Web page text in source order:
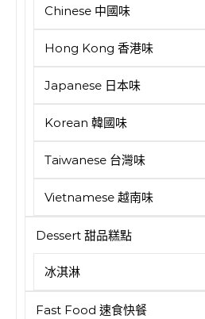
Chinese 中國味
Hong Kong 香港味
Japanese 日本味
Korean 韓國味
Taiwanese 台灣味
Vietnamese 越南味
Dessert 甜品糕點
冰淇淋
Fast Food 速食快餐